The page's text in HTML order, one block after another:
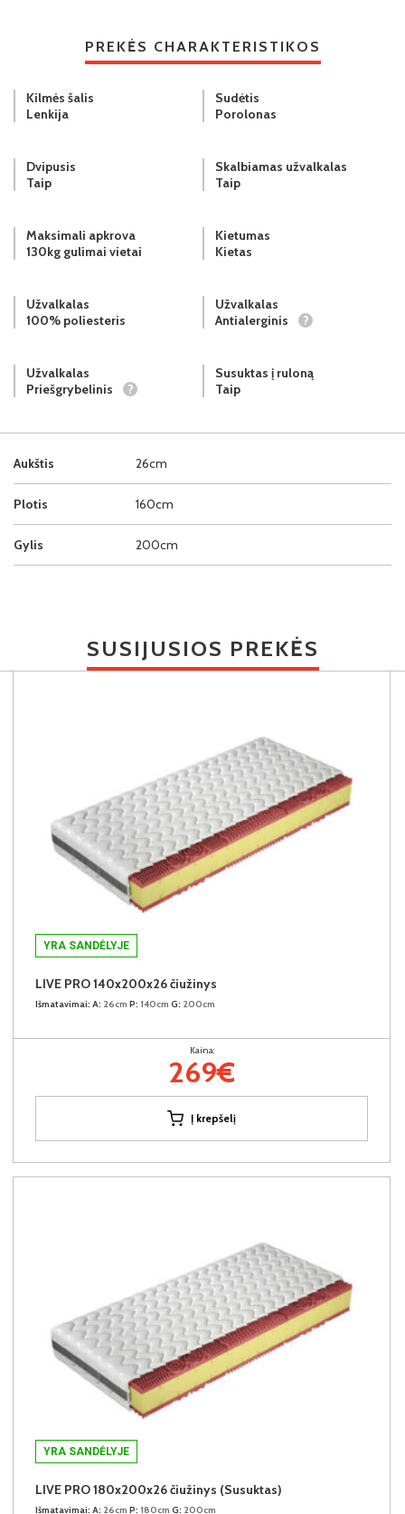
PREKĖS CHARAKTERISTIKOS
Aukštis 26cm
Plotis 160cm
Gylis 200cm
Kilmės šalis
Lenkija
Sudėtis
Porolonas
Dvipusis
Taip
Skalbiamas užvalkalas
Taip
Maksimali apkrova
130kg gulimai vietai
Kietumas
Kietas
Užvalkalas
100% poliesteris
Užvalkalas
Antialerginis
?
Užvalkalas
Priešgrybelinis
?
Susuktas į ruloną
Taip
SUSIJUSIOS PREKĖS
YRA SANDĖLYJE
LIVE PRO 140x200x26 čiužinys
Išmatavimai: A: 26cm P: 140cm G: 200cm
Kaina:
269€
Į krepšelį
YRA SANDĖLYJE
LIVE PRO 180x200x26 čiužinys (Susuktas)
Išmatavimai: A: 26cm P: 180cm G: 200cm